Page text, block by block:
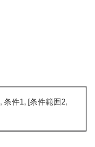
, 条件1, [条件範囲2,